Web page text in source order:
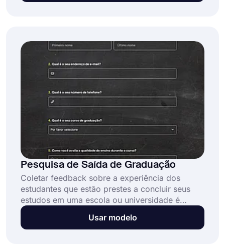
mesmo!
Pesquisa de Saída de Graduação
Coletar feedback sobre a experiência dos
estudantes que estão prestes a concluir seus
estudos em uma escola ou universidade é
importante para entender suas necessidades.
Crie sua pesquisa gratuitamente com o modelo
Usar modelo